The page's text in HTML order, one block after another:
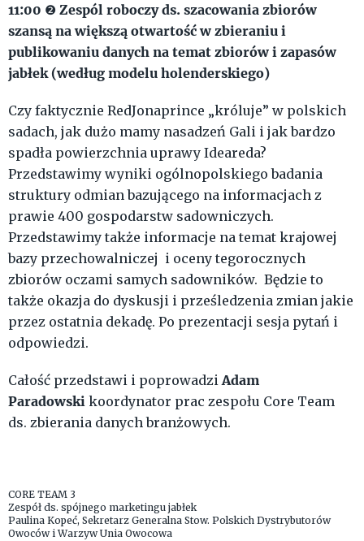
11:00 ❷ Zespól roboczy ds. szacowania zbiorów
szansą na większą otwartość w zbieraniu i
publikowaniu danych na temat zbiorów i zapasów
jabłek (według modelu holenderskiego)
Czy faktycznie RedJonaprince „króluje” w polskich
sadach, jak dużo mamy nasadzeń Gali i jak bardzo
spadła powierzchnia uprawy Ideareda?
Przedstawimy wyniki ogólnopolskiego badania
struktury odmian bazującego na informacjach z
prawie 400 gospodarstw sadowniczych.
Przedstawimy także informacje na temat krajowej
bazy przechowalniczej i oceny tegorocznych
zbiorów oczami samych sadowników. Będzie to
także okazja do dyskusji i prześledzenia zmian jakie
przez ostatnia dekadę. Po prezentacji sesja pytań i
odpowiedzi.
Całość przedstawi i poprowadziAdam
Paradowski koordynator prac zespołu Core Team
ds. zbierania danych branżowych.
CORE TEAM 3
Zespół ds. spójnego marketingu jabłek
Paulina Kopeć, Sekretarz Generalna Stow. Polskich Dystrybutorów
Owoców i Warzyw Unia Owocowa